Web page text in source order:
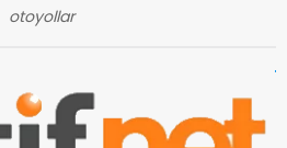
otoyollar